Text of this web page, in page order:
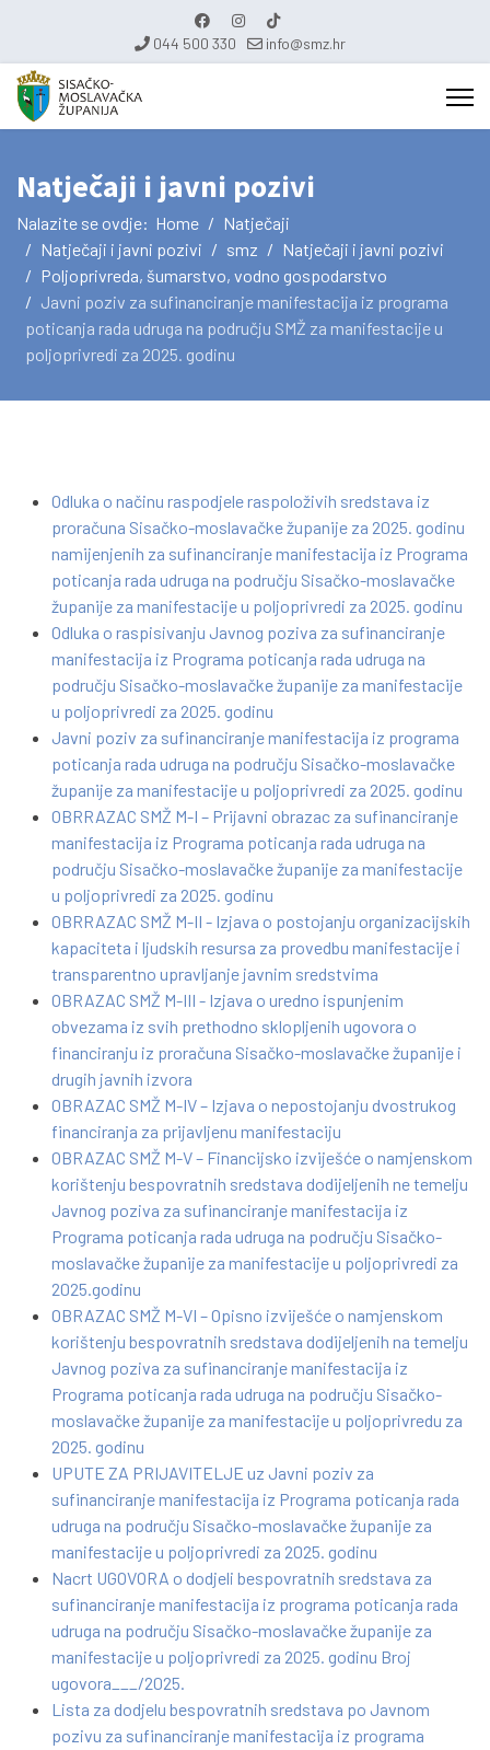
044 500 330 info@smz.hr
Natječaji i javni pozivi
Nalazite se ovdje: Home
Natječaji
Natječaji i javni pozivi
smz
Natječaji i javni pozivi
Poljoprivreda, šumarstvo, vodno gospodarstvo
Javni poziv za sufinanciranje manifestacija iz programa
poticanja rada udruga na području SMŽ za manifestacije u
poljoprivredi za 2025. godinu
Odluka o načinu raspodjele raspoloživih sredstava iz
proračuna Sisačko-moslavačke županije za 2025. godinu
namijenjenih za sufinanciranje manifestacija iz Programa
poticanja rada udruga na području Sisačko-moslavačke
županije za manifestacije u poljoprivredi za 2025. godinu
Odluka o raspisivanju Javnog poziva za sufinanciranje
manifestacija iz Programa poticanja rada udruga na
području Sisačko-moslavačke županije za manifestacije
u poljoprivredi za 2025. godinu
Javni poziv za sufinanciranje manifestacija iz programa
poticanja rada udruga na području Sisačko-moslavačke
županije za manifestacije u poljoprivredi za 2025. godinu
OBRRAZAC SMŽ M-I – Prijavni obrazac za sufinanciranje
manifestacija iz Programa poticanja rada udruga na
području Sisačko-moslavačke županije za manifestacije
u poljoprivredi za 2025. godinu
OBRRAZAC SMŽ M-II - Izjava o postojanju organizacijskih
kapaciteta i ljudskih resursa za provedbu manifestacije i
transparentno upravljanje javnim sredstvima
OBRAZAC SMŽ M-III - Izjava o uredno ispunjenim
obvezama iz svih prethodno sklopljenih ugovora o
financiranju iz proračuna Sisačko-moslavačke županije i
drugih javnih izvora
OBRAZAC SMŽ M-IV – Izjava o nepostojanju dvostrukog
financiranja za prijavljenu manifestaciju
OBRAZAC SMŽ M-V – Financijsko izviješće o namjenskom
korištenju bespovratnih sredstava dodijeljenih ne temelju
Javnog poziva za sufinanciranje manifestacija iz
Programa poticanja rada udruga na području Sisačko-
moslavačke županije za manifestacije u poljoprivredi za
2025.godinu
OBRAZAC SMŽ M-VI – Opisno izviješće o namjenskom
korištenju bespovratnih sredstava dodijeljenih na temelju
Javnog poziva za sufinanciranje manifestacija iz
Programa poticanja rada udruga na području Sisačko-
moslavačke županije za manifestacije u poljoprivredu za
2025. godinu
UPUTE ZA PRIJAVITELJE uz Javni poziv za
sufinanciranje manifestacija iz Programa poticanja rada
udruga na području Sisačko-moslavačke županije za
manifestacije u poljoprivredi za 2025. godinu
Nacrt UGOVORA o dodjeli bespovratnih sredstava za
sufinanciranje manifestacija iz programa poticanja rada
udruga na području Sisačko-moslavačke županije za
manifestacije u poljoprivredi za 2025. godinu Broj
ugovora___/2025.
Lista za dodjelu bespovratnih sredstava po Javnom
pozivu za sufinanciranje manifestacija iz programa